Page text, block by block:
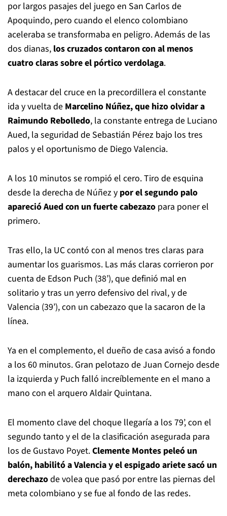
por largos pasajes del juego en San Carlos de
Apoquindo, pero cuando el elenco colombiano
aceleraba se transformaba en peligro. Además de las
dos dianas, los cruzados contaron con al menos
cuatro claras sobre el pórtico verdolaga.
A destacar del cruce en la precordillera el constante
ida y vuelta de Marcelino Núñez, que hizo olvidar a
Raimundo Rebolledo, la constante entrega de Luciano
Aued, la seguridad de Sebastián Pérez bajo los tres
palos y el oportunismo de Diego Valencia.
A los 10 minutos se rompió el cero. Tiro de esquina
desde la derecha de Núñez y por el segundo palo
apareció Aued con un fuerte cabezazo para poner el
primero.
Tras ello, la UC contó con al menos tres claras para
aumentar los guarismos. Las más claras corrieron por
cuenta de Edson Puch (38’), que definió mal en
solitario y tras un yerro defensivo del rival, y de
Valencia (39’), con un cabezazo que la sacaron de la
línea.
Ya en el complemento, el dueño de casa avisó a fondo
a los 60 minutos. Gran pelotazo de Juan Cornejo desde
la izquierda y Puch falló increíblemente en el mano a
mano con el arquero Aldair Quintana.
El momento clave del choque llegaría a los 79’, con el
segundo tanto y el de la clasificación asegurada para
los de Gustavo Poyet.Clemente Montes peleó un
balón, habilitó a Valencia y el espigado ariete sacó un
derechazode volea que pasó por entre las piernas del
meta colombiano y se fue al fondo de las redes.